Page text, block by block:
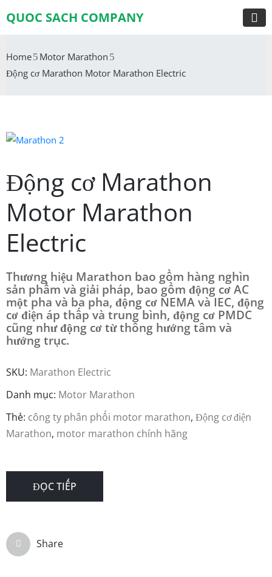
QUOC SACH COMPANY
Home
Motor Marathon
Động cơ Marathon Motor Marathon Electric
Động cơ Marathon
Motor Marathon
Electric
Thương hiệu Marathon bao gồm hàng nghìn
sản phẩm và giải pháp, bao gồm động cơ AC
một pha và ba pha, động cơ NEMA và IEC, động
cơ điện áp thấp và trung bình, động cơ PMDC
cũng như động cơ từ thông hướng tâm và
hướng trục.
SKU: Marathon Electric
Danh mục: Motor Marathon
Thẻ: công ty phân phối motor marathon, Động cơ điện
Marathon, motor marathon chính hãng
ĐỌC TIẾP
Share